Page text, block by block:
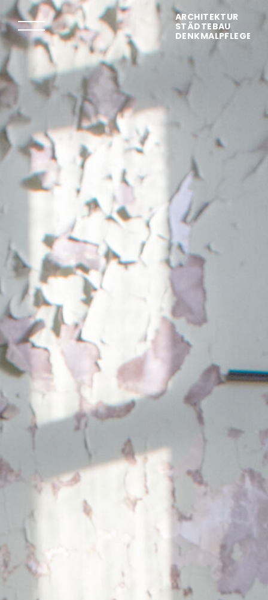
ARCHITEKTUR
STÄDTEBAU
DENKMALPFLEGE